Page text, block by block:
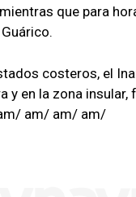
que para
costeros, el
y en la zona
am/ am/ am/